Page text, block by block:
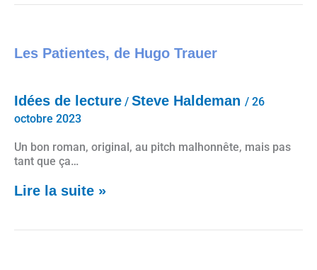
Les Patientes, de Hugo Trauer
Idées de lecture / Steve Haldeman / 26
octobre 2023
Un bon roman, original, au pitch malhonnête, mais pas
tant que ça…
Lire la suite »